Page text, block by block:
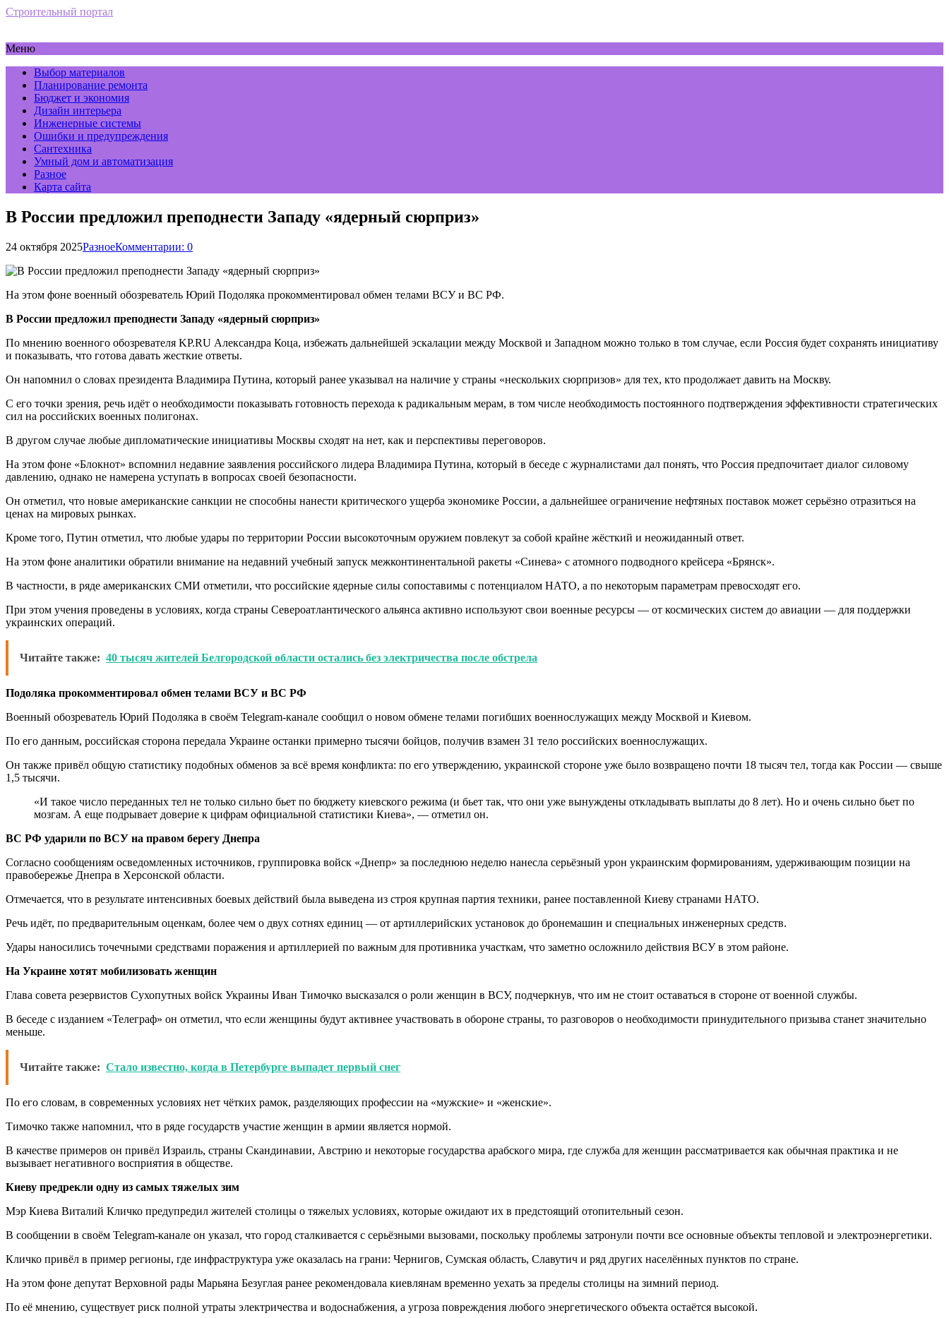
Строительный портал
Меню
Выбор материалов
Планирование ремонта
Бюджет и экономия
Дизайн интерьера
Инженерные системы
Ошибки и предупреждения
Сантехника
Умный дом и автоматизация
Разное
Карта сайта
В России предложил преподнести Западу «ядерный сюрприз»
24 октября 2025РазноеКомментарии: 0
На этом фоне военный обозреватель Юрий Подоляка прокомментировал обмен телами ВСУ и ВС РФ.
В России предложил преподнести Западу «ядерный сюрприз»
По мнению военного обозревателя KP.RU Александра Коца, избежать дальнейшей эскалации между Москвой и Западном можно только в том случае, если Россия будет сохранять инициативу
и показывать, что готова давать жесткие ответы.
Он напомнил о словах президента Владимира Путина, который ранее указывал на наличие у страны «нескольких сюрпризов» для тех, кто продолжает давить на Москву.
С его точки зрения, речь идёт о необходимости показывать готовность перехода к радикальным мерам, в том числе необходимость постоянного подтверждения эффективности стратегических
сил на российских военных полигонах.
В другом случае любые дипломатические инициативы Москвы сходят на нет, как и перспективы переговоров.
На этом фоне «Блокнот» вспомнил недавние заявления российского лидера Владимира Путина, который в беседе с журналистами дал понять, что Россия предпочитает диалог силовому
давлению, однако не намерена уступать в вопросах своей безопасности.
Он отметил, что новые американские санкции не способны нанести критического ущерба экономике России, а дальнейшее ограничение нефтяных поставок может серьёзно отразиться на
ценах на мировых рынках.
Кроме того, Путин отметил, что любые удары по территории России высокоточным оружием повлекут за собой крайне жёсткий и неожиданный ответ.
На этом фоне аналитики обратили внимание на недавний учебный запуск межконтинентальной ракеты «Синева» с атомного подводного крейсера «Брянск».
В частности, в ряде американских СМИ отметили, что российские ядерные силы сопоставимы с потенциалом НАТО, а по некоторым параметрам превосходят его.
При этом учения проведены в условиях, когда страны Североатлантического альянса активно используют свои военные ресурсы — от космических систем до авиации — для поддержки
украинских операций.
Читайте также: 40 тысяч жителей Белгородской области остались без электричества после обстрела
Подоляка прокомментировал обмен телами ВСУ и ВС РФ
Военный обозреватель Юрий Подоляка в своём Telegram-канале сообщил о новом обмене телами погибших военнослужащих между Москвой и Киевом.
По его данным, российская сторона передала Украине останки примерно тысячи бойцов, получив взамен 31 тело российских военнослужащих.
Он также привёл общую статистику подобных обменов за всё время конфликта: по его утверждению, украинской стороне уже было возвращено почти 18 тысяч тел, тогда как России — свыше
1,5 тысячи.
«И такое число переданных тел не только сильно бьет по бюджету киевского режима (и бьет так, что они уже вынуждены откладывать выплаты до 8 лет). Но и очень сильно бьет по
мозгам. А еще подрывает доверие к цифрам официальной статистики Киева», — отметил он.
ВС РФ ударили по ВСУ на правом берегу Днепра
Согласно сообщениям осведомленных источников, группировка войск «Днепр» за последнюю неделю нанесла серьёзный урон украинским формированиям, удерживающим позиции на
правобережье Днепра в Херсонской области.
Отмечается, что в результате интенсивных боевых действий была выведена из строя крупная партия техники, ранее поставленной Киеву странами НАТО.
Речь идёт, по предварительным оценкам, более чем о двух сотнях единиц — от артиллерийских установок до бронемашин и специальных инженерных средств.
Удары наносились точечными средствами поражения и артиллерией по важным для противника участкам, что заметно осложнило действия ВСУ в этом районе.
На Украине хотят мобилизовать женщин
Глава совета резервистов Сухопутных войск Украины Иван Тимочко высказался о роли женщин в ВСУ, подчеркнув, что им не стоит оставаться в стороне от военной службы.
В беседе с изданием «Телеграф» он отметил, что если женщины будут активнее участвовать в обороне страны, то разговоров о необходимости принудительного призыва станет значительно
меньше.
Читайте также: Стало известно, когда в Петербурге выпадет первый снег
По его словам, в современных условиях нет чётких рамок, разделяющих профессии на «мужские» и «женские».
Тимочко также напомнил, что в ряде государств участие женщин в армии является нормой.
В качестве примеров он привёл Израиль, страны Скандинавии, Австрию и некоторые государства арабского мира, где служба для женщин рассматривается как обычная практика и не
вызывает негативного восприятия в обществе.
Киеву предрекли одну из самых тяжелых зим
Мэр Киева Виталий Кличко предупредил жителей столицы о тяжелых условиях, которые ожидают их в предстоящий отопительный сезон.
В сообщении в своём Telegram-канале он указал, что город сталкивается с серьёзными вызовами, поскольку проблемы затронули почти все основные объекты тепловой и электроэнергетики.
Кличко привёл в пример регионы, где инфраструктура уже оказалась на грани: Чернигов, Сумская область, Славутич и ряд других населённых пунктов по стране.
На этом фоне депутат Верховной рады Марьяна Безуглая ранее рекомендовала киевлянам временно уехать за пределы столицы на зимний период.
По её мнению, существует риск полной утраты электричества и водоснабжения, а угроза повреждения любого энергетического объекта остаётся высокой.